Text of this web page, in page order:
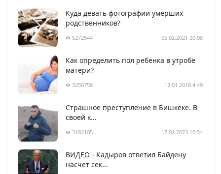
Куда девать фотографии умерших
родственников?
5272544 05.02.2021 20:08
Как определить пол ребенка в утробе
матери?
3256758 12.01.2018 4:49
Страшное преступление в Бишкеке. В
своей к...
3182105 17.02.2023 10:54
ВИДЕО - Кадыров ответил Байдену
насчет сек...